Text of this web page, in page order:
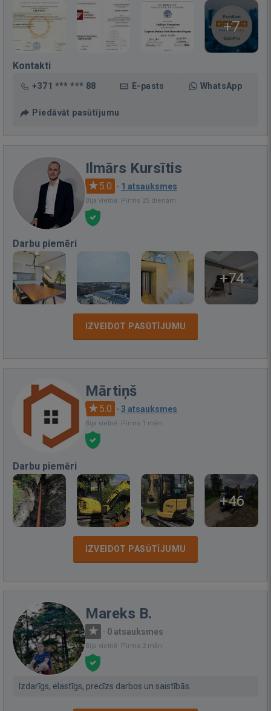
+7
Kontakti
+371 *** *** 88 E-pasts WhatsApp
Piedāvāt pasūtījumu
Ilmārs Kursītis
5.0 · 1 atsauksmes
Bija vietnē: Pirms 25 dienām
Darbu piemēri
+74
IZVEIDOT PASŪTĪJUMU
Mārtiņš
5.0 · 3 atsauksmes
Bija vietnē: Pirms 1 mēn.
Darbu piemēri
+46
IZVEIDOT PASŪTĪJUMU
Mareks B.
· 0 atsauksmes
Bija vietnē: Pirms 2 mēn.
Izdarīgs, elastīgs, precīzs darbos un saistībās.